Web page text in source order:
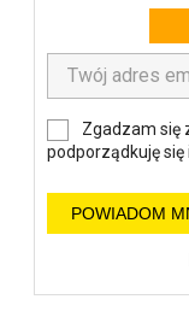
Zgadzam się
podporządkuję
POWIADOM